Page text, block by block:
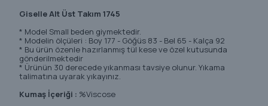
Giselle Alt Üst Takım 1745
* Model Small beden giymektedir.
* Modelin ölçüleri : Boy 177 - Göğüs 83 - Bel 65 - Kalça 92
* Bu ürün özenle hazırlanmış tül kese ve özel kutusunda
gönderilmektedir
* Ürünün 30 derecede yıkanması tavsiye olunur. Yıkama
talimatına uyarak yıkayınız.
Kumaş İçeriği : %Viscose